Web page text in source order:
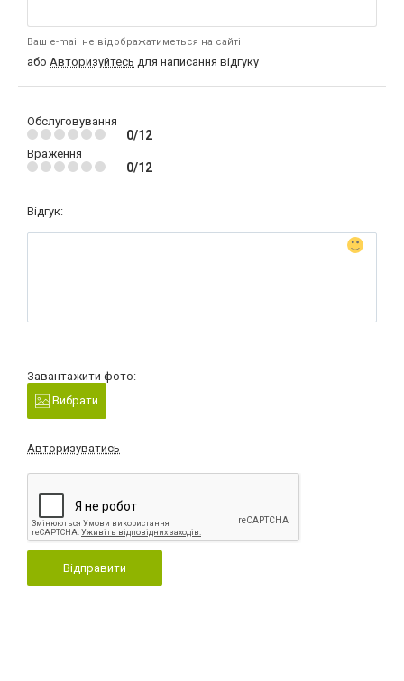
Ваш e-mail не відображатиметься на сайті
або Авторизуйтесь для написання відгуку
Обслуговування
0/12
Враження
0/12
Відгук:
Завантажити фото:
Вибрати
Авторизуватись
Відправити